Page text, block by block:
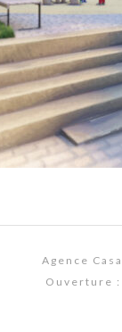
Agence
Ouverture :